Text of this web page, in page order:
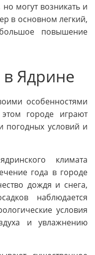
могут возникать и
в основном легкий,
повышение
Ядрине
особенностями
городе играют
условий и
климата
года в городе
дождя и снега,
наблюдается
условия
и увлажнению